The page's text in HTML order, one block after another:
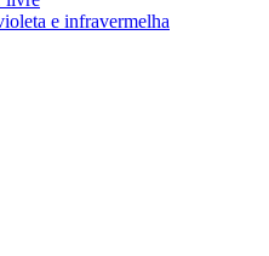
e infravermelha